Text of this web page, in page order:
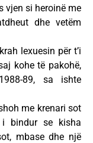
vjen si heroinë me
dhe vetëm
lexuesin për t’i
kohe të pakohë,
89, sa ishte
me krenari sot
i bindur se kisha
mbase dhe një